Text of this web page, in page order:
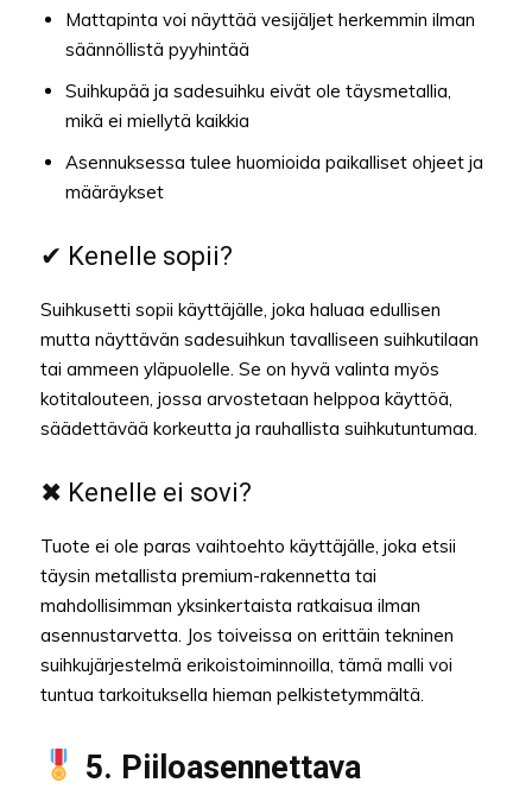
Mattapinta voi näyttää vesijäljet herkemmin ilman
säännöllistä pyyhintää
Suihkupää ja sadesuihku eivät ole täysmetallia,
mikä ei miellytä kaikkia
Asennuksessa tulee huomioida paikalliset ohjeet ja
määräykset
✔ Kenelle sopii?
Suihkusetti sopii käyttäjälle, joka haluaa edullisen
mutta näyttävän sadesuihkun tavalliseen suihkutilaan
tai ammeen yläpuolelle. Se on hyvä valinta myös
kotitalouteen, jossa arvostetaan helppoa käyttöä,
säädettävää korkeutta ja rauhallista suihkutuntumaa.
✖ Kenelle ei sovi?
Tuote ei ole paras vaihtoehto käyttäjälle, joka etsii
täysin metallista premium-rakennetta tai
mahdollisimman yksinkertaista ratkaisua ilman
asennustarvetta. Jos toiveissa on erittäin tekninen
suihkujärjestelmä erikoistoiminnoilla, tämä malli voi
tuntua tarkoituksella hieman pelkistetymmältä.
5. Piiloasennettava